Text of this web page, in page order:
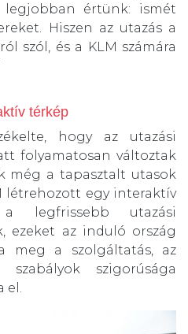
értünk: ismét
Hiszen az utazás a
szól, és a KLM számára
térkép
hogy az utazási
folyamatosan változtak
még a tapasztalt utasok
létrehozott egy interaktív
legfrissebb utazási
ezeket az induló ország
meg a szolgáltatás, az
szigorúsága